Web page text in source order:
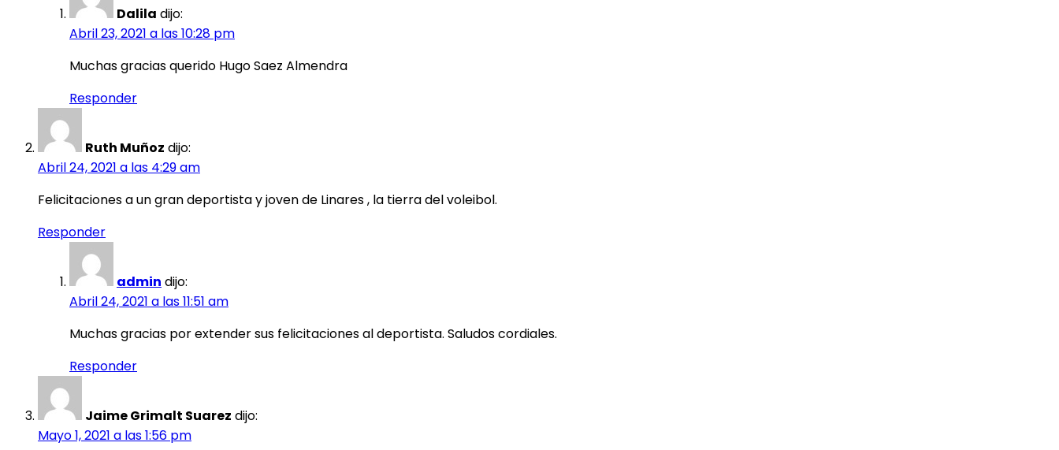
Dalila dijo:
Abril 23, 2021 a las 10:28 pm
Muchas gracias querido Hugo Saez Almendra
Responder
Ruth Muñoz dijo:
Abril 24, 2021 a las 4:29 am
Felicitaciones a un gran deportista y joven de Linares , la tierra del voleibol.
Responder
admin dijo:
Abril 24, 2021 a las 11:51 am
Muchas gracias por extender sus felicitaciones al deportista. Saludos cordiales.
Responder
Jaime Grimalt Suarez dijo:
Mayo 1, 2021 a las 1:56 pm